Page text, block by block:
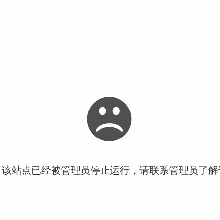
站点已经被管理员停止运行，请联系管理员了